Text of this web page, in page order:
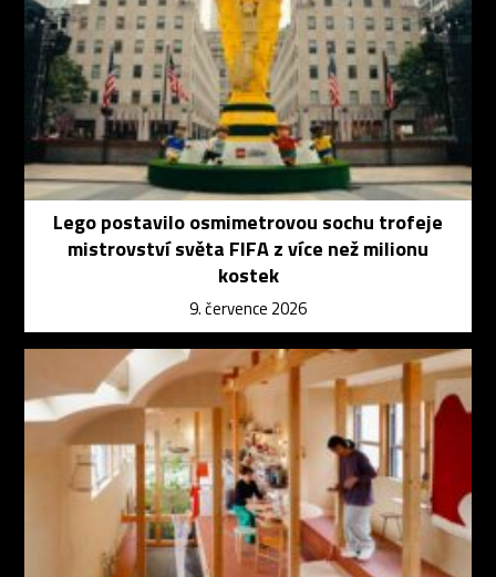
Lego postavilo osmimetrovou sochu trofeje
mistrovství světa FIFA z více než milionu
kostek
9. července 2026